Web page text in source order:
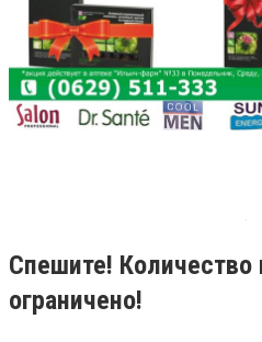
Спешите! Количество
ограничено!